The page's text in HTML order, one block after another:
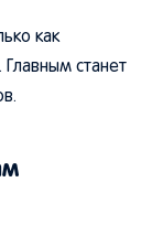
как
станет